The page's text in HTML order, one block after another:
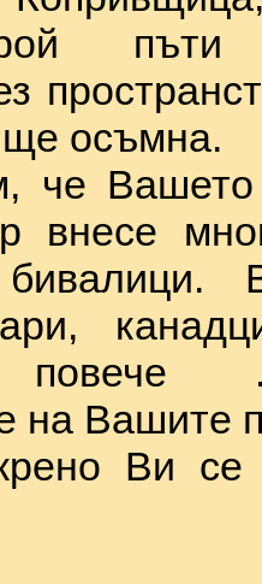
ще осъмна.
че Вашето
внесе
бивалици.
на Вашите
Ви се